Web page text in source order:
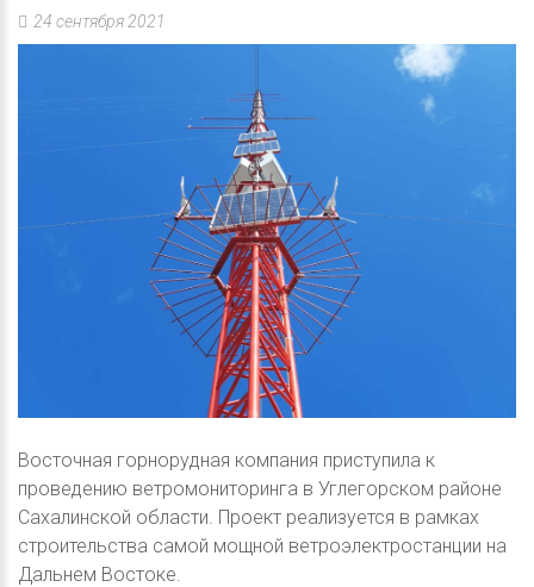
24 сентября 2021
Восточная горнорудная компания приступила к
проведению ветромониторинга в Углегорском районе
Сахалинской области. Проект реализуется в рамках
строительства самой мощной ветроэлектростанции на
Дальнем Востоке.